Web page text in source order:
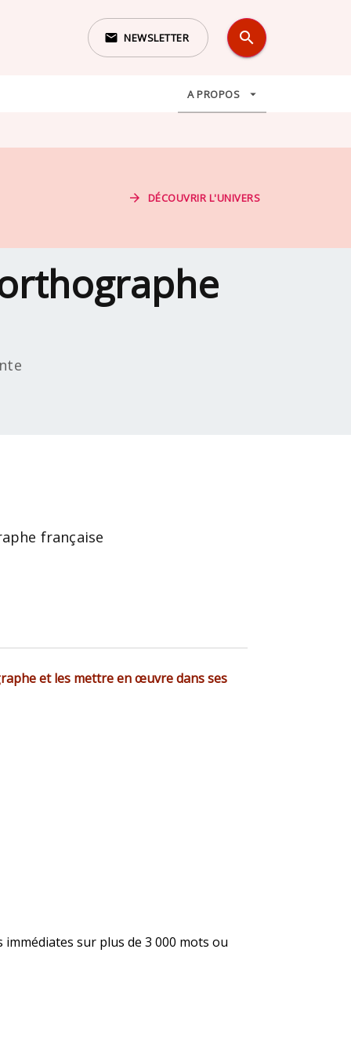
email NEWSLETTER search
A PROPOS arrow_drop_down
arrow_forward DÉCOUVRIR L'UNIVERS
française
et les mettre en œuvre dans ses
sur plus de 3 000 mots ou